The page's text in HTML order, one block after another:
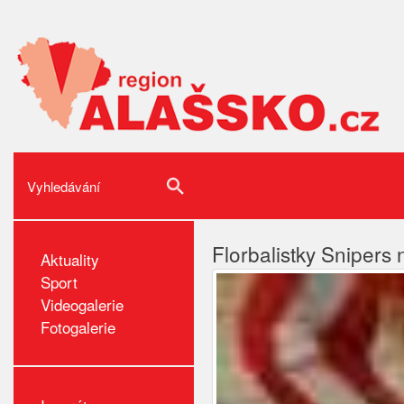
Aktuality
Sport
Videogalerie
Fotogalerie
Florbalistky Snipers